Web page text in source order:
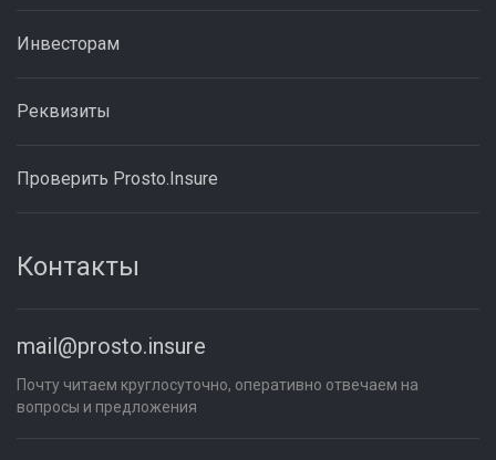
Инвесторам
Реквизиты
Проверить Prosto.Insure
Контакты
mail@prosto.insure
Почту читаем круглосуточно, оперативно отвечаем на
вопросы и предложения